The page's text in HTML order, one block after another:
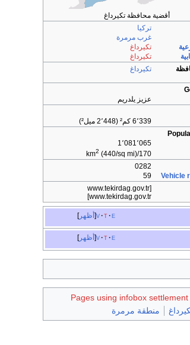
أقضية محافظة تكيرداغ
تركيا
غرب مرمرة
تكيرداغ
تكيرداغ
تكيرداغ
عزيز يلدريم
6٬339 كم² (2٬448 ميل²)
1٬081٬065
170/km
2 (440/sq mi)
0282
Vehicle
59
[www.tekirdag.gov.tr
www.tekirdag.gov.tr]
أظهر v t e
أظهر v t e
Pages using infobox
منطقة مرمرة